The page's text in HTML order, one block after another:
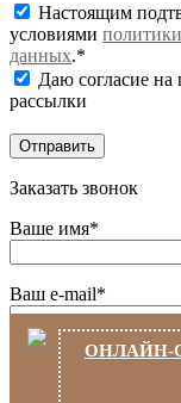
Настоящим
условиями
данных.*
Даю согласие
рассылки
Заказать звонок
Ваше имя*
Ваш e-mail*
Ваш телефон*ОНЛАЙН-